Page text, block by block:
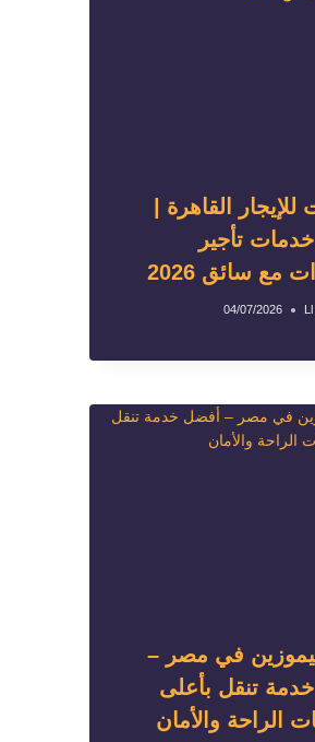
القاهرة |
تأجير
مع سائق 2026
04/07/2026
ليموزين في مصر –
تنقل بأعلى
الراحة والأمان